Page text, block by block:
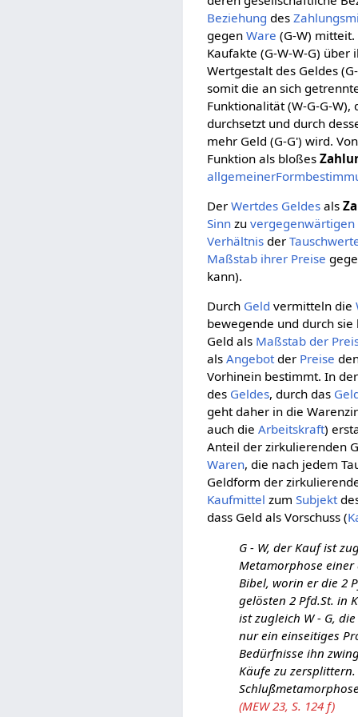
Beziehung des
gegenWare (G-W)
Kaufakte (G-W-W-G) über
Wertgestalt des Geldes
somit die an sich
Funktionalität (W-G-G-
durchsetzt und durch
mehr Geld (G-G') wird.
Funktion als bloßes
allgemeiner
DerWertdes Geldes als
Sinn zuvergegenwärtigen
Verhältnis der
Maßstab ihrer Preise
kann).
Durch Geld vermitteln die
bewegende und durch
Geld als Maßstab der
alsAngebotder Preise
Vorhinein bestimmt. In
des Geldes, durch das
geht daher in die
auch dieArbeitskraft)
Anteil der zirkulierenden
Waren, die nach jedem
Geldform der
Kaufmittel zumSubjekt
dass Geld als Vorschuss (
G - W, der Kauf ist
Metamorphose
Bibel, worin er die 2
gelösten 2 Pfd.St. in
ist zugleich W - G,
nur ein einseitiges
Bedürfnisse ihn
Käufe zu
(MEW 23, S. 124 f)